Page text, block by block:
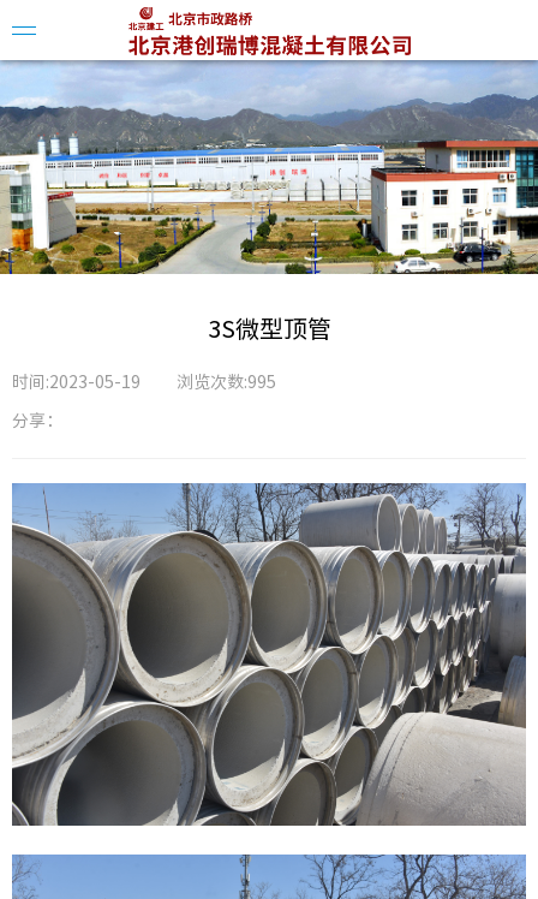
企业简
组织架
创新成
专利技
企业新
3S微型顶管
时间:2023-05-19 浏览次数:995
分享：